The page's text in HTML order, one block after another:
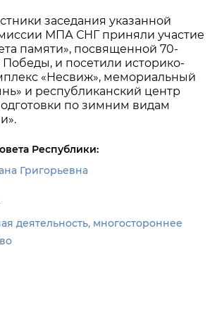
заседания указанной
МПА СНГ приняли участие
памяти», посвященной 70-
и посетили историко-
«Несвиж», мемориальный
и республиканский центр
по зимним видам
Республики:
Григорьевна
деятельность, многостороннее